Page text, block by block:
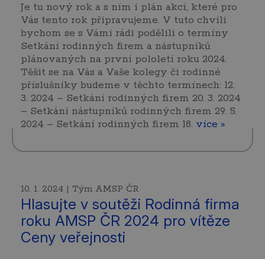
Je tu nový rok a s ním i plán akcí, které pro
Vás tento rok připravujeme. V tuto chvíli
bychom se s Vámi rádi podělili o termíny
Setkání rodinných firem a nástupníků
plánovaných na první pololetí roku 2024.
Těšit se na Vás a Vaše kolegy či rodinné
příslušníky budeme v těchto termínech: 12.
3. 2024 – Setkání rodinných firem 20. 3. 2024
– Setkání nástupníků rodinných firem 29. 5.
2024 – Setkání rodinných firem 18. více »
10. 1. 2024 | Tým AMSP ČR
Hlasujte v soutěži Rodinná firma
roku AMSP ČR 2024 pro vítěze
Ceny veřejnosti